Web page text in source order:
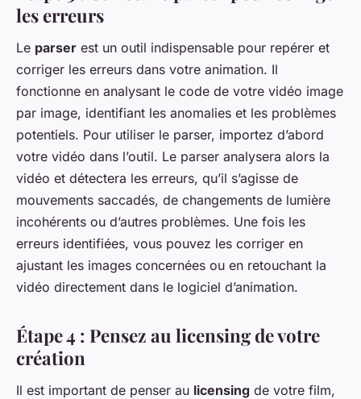
les erreurs
Le parser est un outil indispensable pour repérer et
corriger les erreurs dans votre animation. Il
fonctionne en analysant le code de votre vidéo image
par image, identifiant les anomalies et les problèmes
potentiels. Pour utiliser le parser, importez d’abord
votre vidéo dans l’outil. Le parser analysera alors la
vidéo et détectera les erreurs, qu’il s’agisse de
mouvements saccadés, de changements de lumière
incohérents ou d’autres problèmes. Une fois les
erreurs identifiées, vous pouvez les corriger en
ajustant les images concernées ou en retouchant la
vidéo directement dans le logiciel d’animation.
Étape 4 : Pensez au licensing de votre
création
Il est important de penser au licensing de votre film,